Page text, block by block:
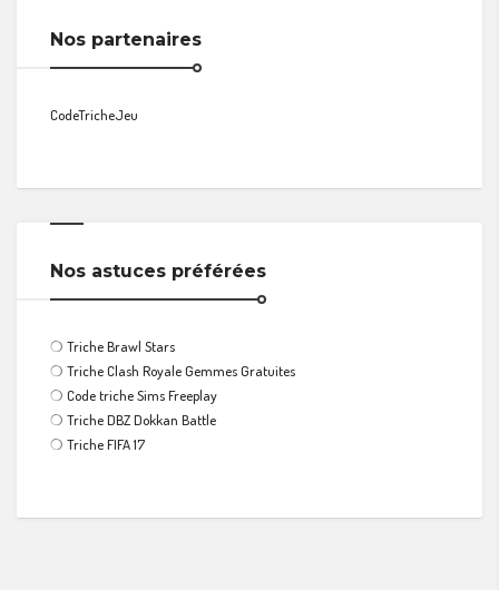
Nos partenaires
CodeTricheJeu
Nos astuces préférées
❍ Triche Brawl Stars
❍ Triche Clash Royale Gemmes Gratuites
❍ Code triche Sims Freeplay
❍ Triche DBZ Dokkan Battle
❍ Triche FIFA 17